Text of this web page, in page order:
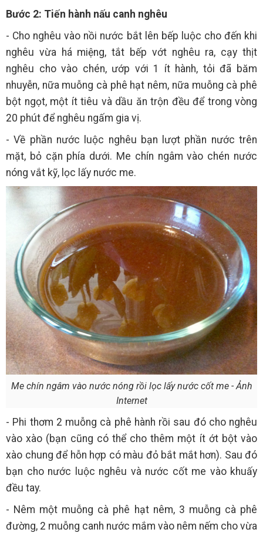
Bước 2: Tiến hành nấu canh nghêu
- Cho nghêu vào nồi nước bắt lên bếp luộc cho đến khi
nghêu vừa há miệng, tắt bếp vớt nghêu ra, cạy thịt
nghêu cho vào chén, ướp với 1 ít hành, tỏi đã băm
nhuyễn, nữa muỗng cà phê hạt nêm, nữa muỗng cà phê
bột ngọt, một ít tiêu và dầu ăn trộn đều để trong vòng
20 phút để nghêu ngấm gia vị.
- Về phần nước luộc nghêu bạn lượt phần nước trên
mặt, bỏ cặn phía dưới. Me chín ngâm vào chén nước
nóng vắt kỹ, lọc lấy nước me.
Me chín ngâm vào nước nóng rồi lọc lấy nước cốt me - Ảnh
Internet
- Phi thơm 2 muỗng cà phê hành rồi sau đó cho nghêu
vào xào (bạn cũng có thể cho thêm một ít ớt bột vào
xào chung để hỗn hợp có màu đỏ bắt mắt hơn). Sau đó
bạn cho nước luộc nghêu và nước cốt me vào khuấy
đều tay.
- Nêm một muỗng cà phê hạt nêm, 3 muỗng cà phê
đường, 2 muỗng canh nước mắm vào nêm nếm cho vừa